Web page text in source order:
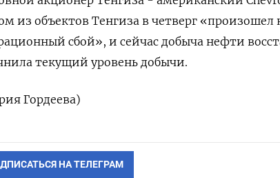
​из ⁠объектов Тенгиза в четверг «произошел
сбой», и ‌сейчас добыча нефти
текущий ‌уровень добычи.
Гордеева)
НА ТЕЛЕГРАМ